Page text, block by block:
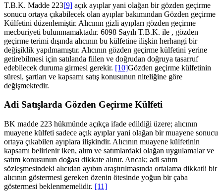
T.B.K. Madde 223[9] açık ayıplar yani olağan bir gözden geçirme
sonucu ortaya çıkabilecek olan ayıplar bakımından Gözden geçirme
Külfetini düzenlemiştir. Alıcının gizli ayıpları gözden geçirme
mecburiyeti bulunmamaktadır. 6098 Sayılı T.B.K. ile , gözden
geçirme terimi dışında alıcının bu külfetine ilişkin herhangi bir
değişiklik yapılmamıştır. Alıcının gözden geçirme külfetini yerine
getirebilmesi için satılanda fiilen ve doğrudan doğruya tasarruf
edebilecek duruma girmesi gerekir. [10]Gözden geçirme külfetinin
süresi, şartları ve kapsamı satış konusunun niteliğine göre
değişmektedir.
Adi Satışlarda Gözden Geçirme Külfeti
BK madde 223 hükmünde açıkça ifade edildiği üzere; alıcının
muayene külfeti sadece açık ayıplar yani olağan bir muayene sonucu
ortaya çıkabilen ayıplara ilişkindir. Alıcının muayene külfetinin
kapsamı belirlenir iken, alım ve satımlardaki olağan uygulamalar ve
satım konusunun doğası dikkate alınır. Ancak; adi satım
sözleşmesindeki alıcıdan ayıbın araştırılmasında ortalama dikkatli bir
alıcının göstermesi gereken özenin ötesinde yoğun bir çaba
göstermesi beklenmemelidir. [11]